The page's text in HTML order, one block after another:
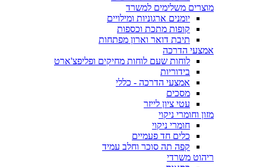
מוצרים משלימים למשרד
יומנים ארגוניות ומילויים
קופות מתכת וכספות
תיבת דואר וארון מפתחות
אמצעי הדרכה
לוחות שעם לוחות מחיקים ופליפצ'ארט
בידוריות
אמצעי הדרכה - כללי
מסכים
עטי ציון לייזר
מזון וחומרי ניקוי
חומרי ניקוי
כלים חד פעמיים
קפה תה סוכר וחלב עמיד
ריהוט משרדי